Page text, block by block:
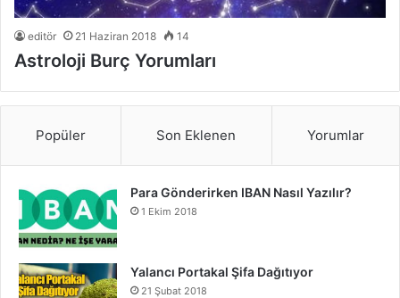
editör 21 Haziran 2018 14
Astroloji Burç Yorumları
Popüler Son Eklenen Yorumlar
Para Gönderirken IBAN Nasıl Yazılır?
1 Ekim 2018
Yalancı Portakal Şifa Dağıtıyor
21 Şubat 2018